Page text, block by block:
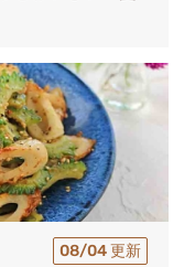
08/04 更新